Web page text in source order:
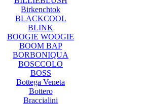
Birkenchtok
BLACKCOOL
BLINK
BOOGIE WOOGIE
BOOM BAP
BORBONIQUA
BOSCCOLO
BOSS
Bottega Veneta
Bottero
Braccialini